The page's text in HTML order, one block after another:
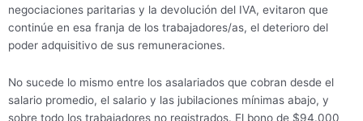
negociaciones paritarias y la devolución del IVA, evitaron que
continúe en esa franja de los trabajadores/as, el deterioro del
poder adquisitivo de sus remuneraciones.
No sucede lo mismo entre los asalariados que cobran desde el
salario promedio, el salario y las jubilaciones mínimas abajo, y
sobre todo los trabajadores no registrados. El bono de $94.000